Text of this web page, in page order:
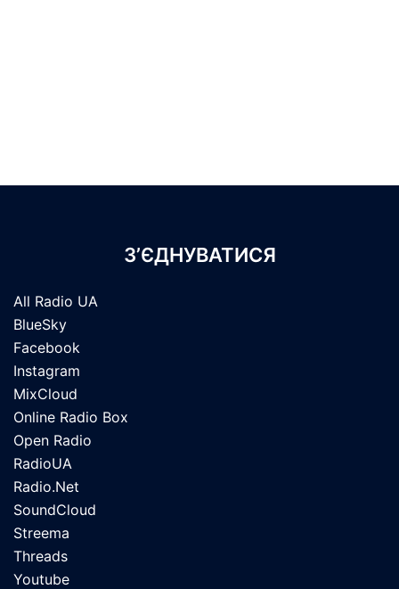
З’ЄДНУВАТИСЯ
All Radio UA
BlueSky
Facebook
Instagram
MixCloud
Online Radio Box
Open Radio
RadioUA
Radio.Net
SoundCloud
Streema
Threads
Youtube